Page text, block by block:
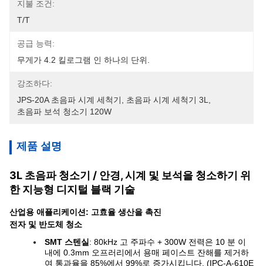
지불 조건:
T/T
공급 능력:
무게가 4.2 킬로그램 인 하나의 단위.
강조하다:
JPS-20A 초음파 시계 세척기
초음파 시계 세척기 3L
초음파 보석 청소기 120W
제품 설명
3L 초음파 청소기 / 안경, 시계 및 보석을 청소하기 위
한 지능형 디지털 블랙 기술
산업용 애플리케이션: 고효율 생산을 촉진
전자 및 반도체 청소
SMT 스텐실 : 80kHz 고 주파수 + 300W 전력은 10 분 이
내에 0.3mm 오프러리에서 용매 페이스트 잔해를 제거하
여 통과율을 85%에서 99%로 증가시킵니다. (IPC-A-610E